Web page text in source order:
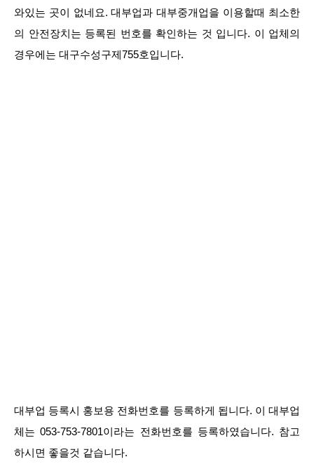
와있는 곳이 없네요. 대부업과 대부중개업을 이용할때 최소한
의 안전장치는 등록된 번호를 확인하는 것 입니다. 이 업체의
경우에는 대구수성구제755호입니다.
대부업 등록시 홍보용 전화번호를 등록하게 됩니다. 이 대부업
체는 053-753-7801이라는 전화번호를 등록하였습니다. 참고
하시면 좋을것 같습니다.